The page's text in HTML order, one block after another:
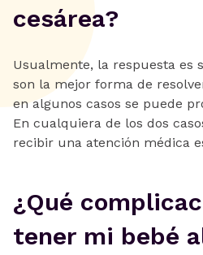
cesárea?
Usualmente, la respuesta es
son la mejor forma de
en algunos casos se puede
En cualquiera de los dos
recibir una atención médica
‍¿Qué
tener mi bebé